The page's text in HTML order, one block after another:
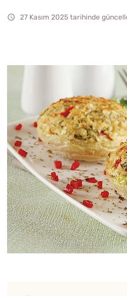
27 Kasım 2025 tarihinde